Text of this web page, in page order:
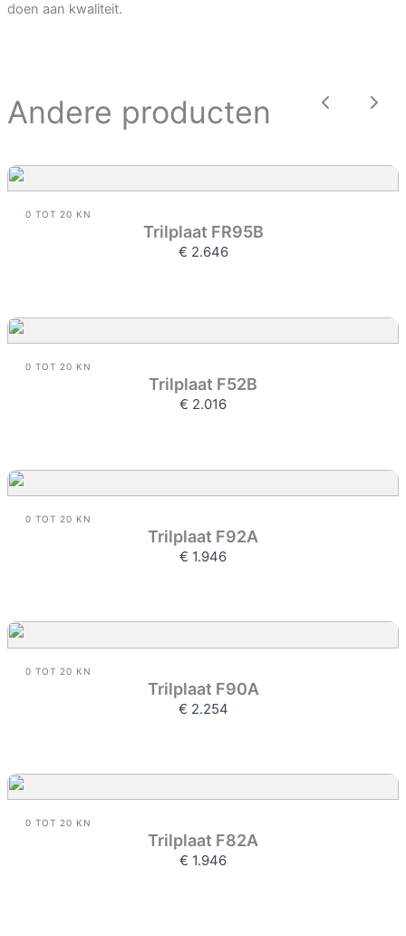
doen aan kwaliteit.
Andere producten
0 TOT 20 KN
Trilplaat FR95B
€ 2.646
0 TOT 20 KN
Trilplaat F52B
€ 2.016
0 TOT 20 KN
Trilplaat F92A
€ 1.946
0 TOT 20 KN
Trilplaat F90A
€ 2.254
0 TOT 20 KN
Trilplaat F82A
€ 1.946